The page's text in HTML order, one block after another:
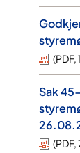
(PDF,
Sak
(PDF,